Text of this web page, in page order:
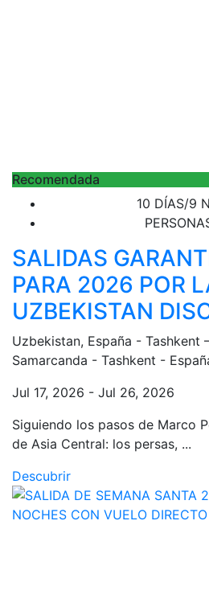
Recomendada
10 DÍAS/9
SALIDAS
PARA 2026 POR
UZBEKISTAN
Uzbekistan, España - Tashkent
Samarcanda - Tashkent -
Jul 17, 2026 - Jul 26, 2026
Siguiendo los pasos de Marco
de Asia Central: los persas, ...
Descubrir